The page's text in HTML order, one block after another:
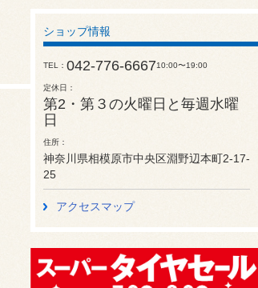
ショップ情報
TEL 042-776-666710:00〜19:00
定休日
第2・第３の火曜日と毎週水曜
日
住所
神奈川県相模原市中央区淵野辺本町2-17-
25
アクセスマップ